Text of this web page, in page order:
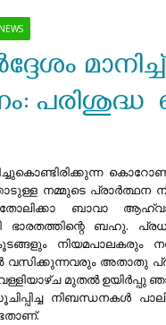
നമ്മുടെ പ്രാര്‍ത്ഥന
ബാവാ
ഭാരതത്തിന്റെ ബഹു.
നിയമപാലകരും
വസിക്കുന്നവരും അതാതു
മുതല്‍
നിബന്ധനകള്‍